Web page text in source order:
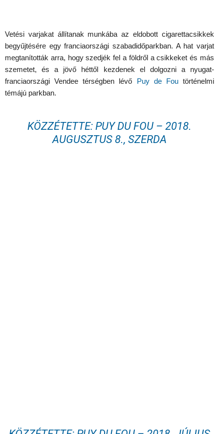
Vetési varjakat állítanak munkába az eldobott cigarettacsikkek
begyűjtésére egy franciaországi szabadidőparkban. A hat varjat
megtanították arra, hogy szedjék fel a földről a csikkeket és más
szemetet, és a jövő héttől kezdenek el dolgozni a nyugat-
franciaországi Vendee térségben lévő Puy de Foutörténelmi
témájú parkban.
KÖZZÉTETTE: PUY DU FOU – 2018.
AUGUSZTUS 8., SZERDA